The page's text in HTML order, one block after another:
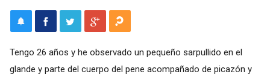
Tengo 26 años y he observado un pequeño sarpullido en el
glande y parte del cuerpo del pene acompañado de picazón y